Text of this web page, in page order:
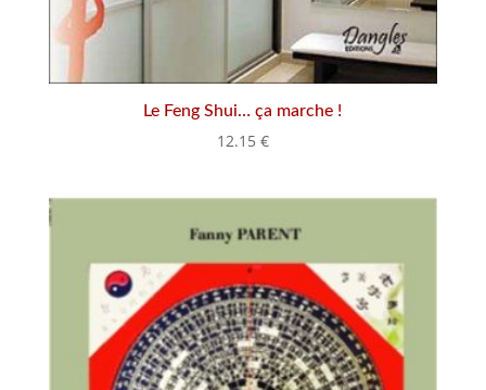
Le Feng Shui… ça marche !
12.15 €